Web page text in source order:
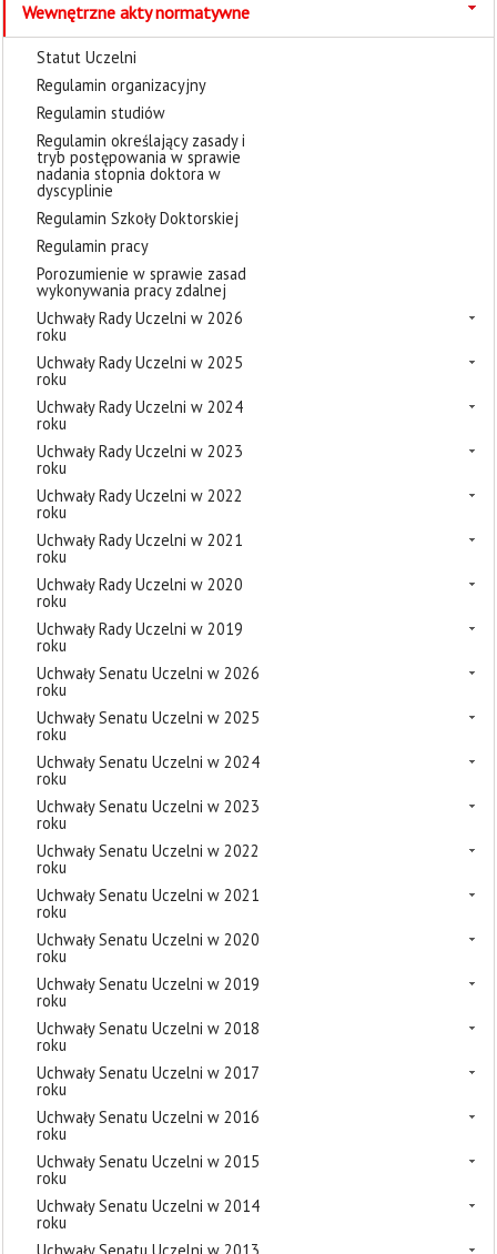
Wewnętrzne akty normatywne
Statut Uczelni
Regulamin organizacyjny
Regulamin studiów
Regulamin określający zasady i
tryb postępowania w sprawie
nadania stopnia doktora w
dyscyplinie
Regulamin Szkoły Doktorskiej
Regulamin pracy
Porozumienie w sprawie zasad
wykonywania pracy zdalnej
Uchwały Rady Uczelni w 2026
roku
Uchwały Rady Uczelni w 2025
roku
Uchwały Rady Uczelni w 2024
roku
Uchwały Rady Uczelni w 2023
roku
Uchwały Rady Uczelni w 2022
roku
Uchwały Rady Uczelni w 2021
roku
Uchwały Rady Uczelni w 2020
roku
Uchwały Rady Uczelni w 2019
roku
Uchwały Senatu Uczelni w 2026
roku
Uchwały Senatu Uczelni w 2025
roku
Uchwały Senatu Uczelni w 2024
roku
Uchwały Senatu Uczelni w 2023
roku
Uchwały Senatu Uczelni w 2022
roku
Uchwały Senatu Uczelni w 2021
roku
Uchwały Senatu Uczelni w 2020
roku
Uchwały Senatu Uczelni w 2019
roku
Uchwały Senatu Uczelni w 2018
roku
Uchwały Senatu Uczelni w 2017
roku
Uchwały Senatu Uczelni w 2016
roku
Uchwały Senatu Uczelni w 2015
roku
Uchwały Senatu Uczelni w 2014
roku